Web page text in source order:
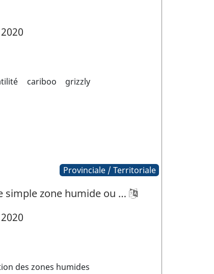
cariboo
grizzly
Provinciale / Territoriale
simple zone humide ou …
des zones humides